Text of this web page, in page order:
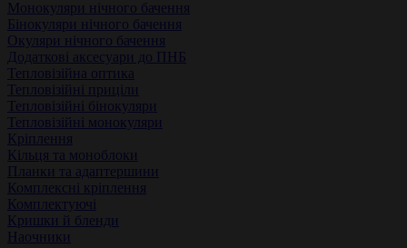
Монокуляри нічного бачення
Бінокуляри нічного бачення
Окуляри нічного бачення
Додаткові аксесуари до ПНБ
Тепловізійна оптика
Тепловізійні приціли
Тепловізійні бінокуляри
Тепловізійні монокуляри
Кріплення
Кільця та моноблоки
Планки та адаптершини
Комплексні кріплення
Комплектуючі
Кришки й бленди
Наочники